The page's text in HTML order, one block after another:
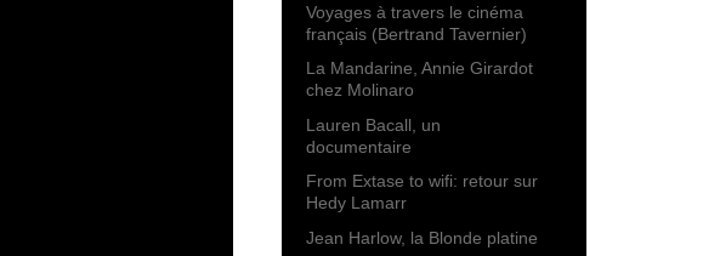
Voyages à travers le cinéma
français (Bertrand Tavernier)
La Mandarine, Annie Girardot
chez Molinaro
Lauren Bacall, un
documentaire
From Extase to wifi: retour sur
Hedy Lamarr
Jean Harlow, la Blonde platine